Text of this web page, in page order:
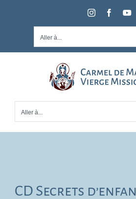
Instagram
Aller à...
Aller à...
CD Secrets